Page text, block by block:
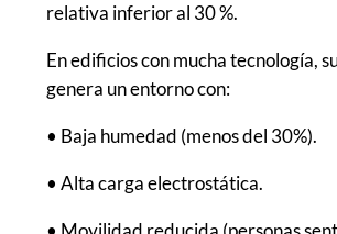
relativa inferior al 30 %.
En edificios con mucha tecnología,
genera un entorno con:
• Baja humedad (menos del 30%).
• Alta carga electrostática.